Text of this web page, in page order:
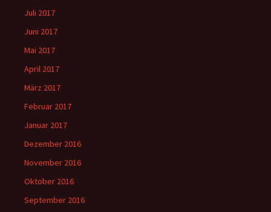
Juli 2017
Juni 2017
Mai 2017
April 2017
März 2017
Februar 2017
Januar 2017
Dezember 2016
November 2016
Oktober 2016
September 2016